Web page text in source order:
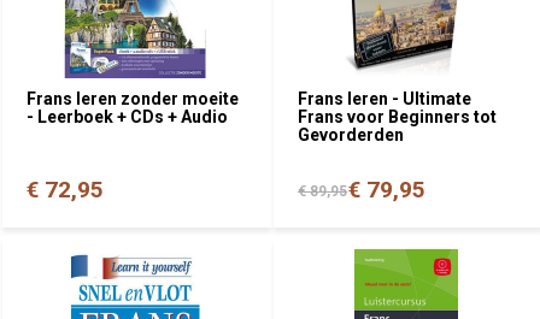
Frans leren zonder moeite
- Leerboek + CDs + Audio
€ 72,95
Frans leren - Ultimate
Frans voor Beginners tot
Gevorderden
€ 89,95€ 79,95